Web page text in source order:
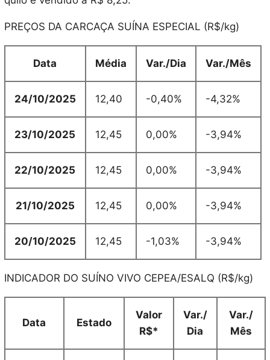
PREÇOS DA CARCAÇA SUÍNA ESPECIAL (R$/kg)
Data Média Var./Dia Var./Mês
24/10/2025 12,40 -0,40% -4,32%
23/10/2025 12,45 0,00% -3,94%
22/10/2025 12,45 0,00% -3,94%
21/10/2025 12,45 0,00% -3,94%
20/10/2025 12,45 -1,03% -3,94%
INDICADOR DO SUÍNO VIVO CEPEA/ESALQ (R$/kg)
Data Estado
Valor
R$*
Var./
Dia
Var./
Mês